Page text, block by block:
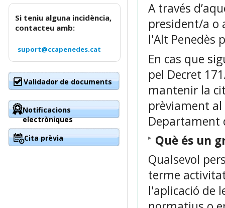
A través
president/a o
l'Alt Penedès
En cas que
pel Decret
mantenir la
prèviament al
Departament
Què és un
Qualsevol
terme
l'aplicació de
Si teniu alguna incidència,
contacteu amb:
suport@ccapenedes.cat
Validador de documents
Notificacions
electròniques
Cita prèvia